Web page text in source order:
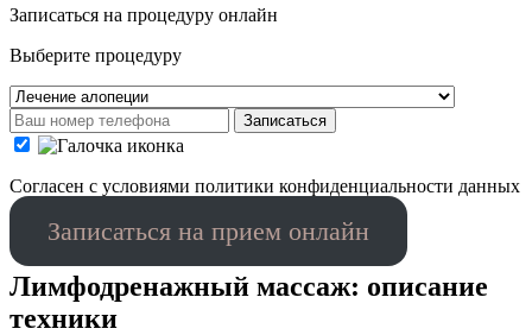
Записаться на процедуру онлайн
Выберите процедуру
Записаться
Cогласен с условиями политики конфиденциальности данных
Записаться на прием онлайн
Лимфодренажный массаж: описание
техники